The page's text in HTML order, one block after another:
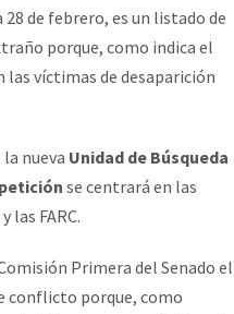
28 de febrero, es un listado de
porque, como indica el
las víctimas de desaparición
nueva Unidad de Búsqueda
se centrará en las
las FARC.
Primera del Senado el
conflicto porque, como